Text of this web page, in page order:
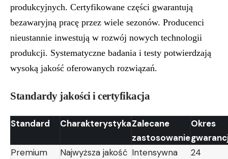
produkcyjnych. Certyfikowane części gwarantują
bezawaryjną pracę przez wiele sezonów. Producenci
nieustannie inwestują w rozwój nowych technologii
produkcji. Systematyczne badania i testy potwierdzają
wysoką jakość oferowanych rozwiązań.
Standardy jakości i certyfikacja
Standard CharakterystykaZalecane
zastosowanie
Okres
Premium
Najwyższa jakość Intensywna
24